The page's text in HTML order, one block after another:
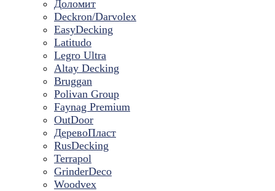
Доломит
Deckron/Darvolex
EasyDecking
Latitudo
Legro Ultra
Altay Decking
Bruggan
Polivan Group
Faynag Premium
OutDoor
ДеревоПласт
RusDecking
Terrapol
GrinderDeco
Woodvex